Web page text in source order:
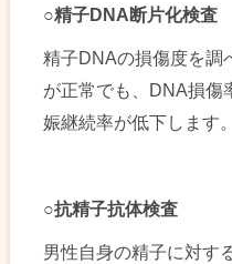
○精子DNA断片化検査
精子DNAの損傷度を調
が正常でも、DNA損傷
娠継続率が低下します。
○抗精子抗体検査
男性自身の精子に対す